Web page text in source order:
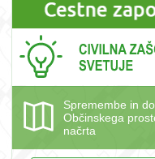
Spremembe in
Občinskega
načrta